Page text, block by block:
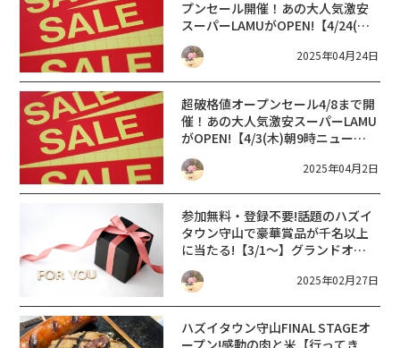
プンセール開催！あの大人気激安
スーパーLAMUがOPEN!【4/24(木)
ニューオープン】メガディスカウ
ント ラ・ムー瀬田店【滋賀 新店
2025年04月24日
超破格値オープンセール4/8まで開
催！あの大人気激安スーパーLAMU
がOPEN!【4/3(木)朝9時ニューオ
ープン】メガディスカウント ラ・
ムー湖南店【滋賀 新店 2025】
2025年04月2日
参加無料・登録不要!話題のハズイ
タウン守山で豪華賞品が千名以上
に当たる!【3/1～】グランドオー
プン記念!スマホでスタンプラリー
【HAZUI TOWN守山】2025年02月27日
ハズイタウン守山FINAL STAGEオ